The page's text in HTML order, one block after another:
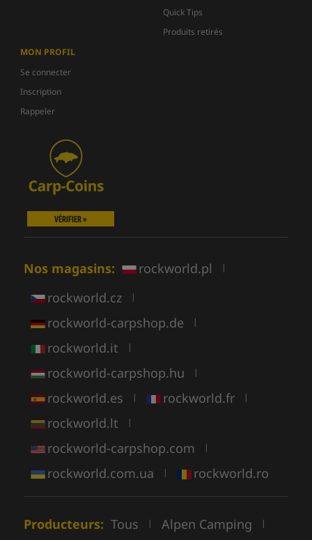
Quick Tips
Produits retirés
MON PROFIL
Se connecter
Inscription
Rappeler
VÉRIFIER »
Nos magasins: rockworld.pl |
rockworld.cz |
rockworld-carpshop.de |
rockworld.it |
rockworld-carpshop.hu |
rockworld.es | rockworld.fr |
rockworld.lt |
rockworld-carpshop.com |
rockworld.com.ua | rockworld.ro
Producteurs: Tous | Alpen Camping |